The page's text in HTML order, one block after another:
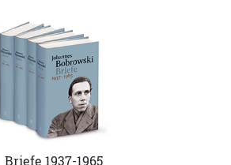
Briefe 1937-1965